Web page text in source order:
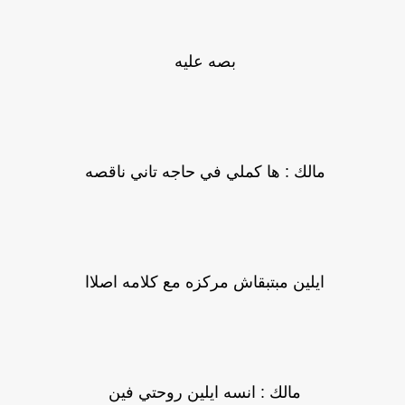
بصه عليه
مالك : ها كملي في حاجه تاني ناقصه
ايلين مبتبقاش مركزه مع كلامه اصلاا
مالك : انسه ايلين روحتي فين